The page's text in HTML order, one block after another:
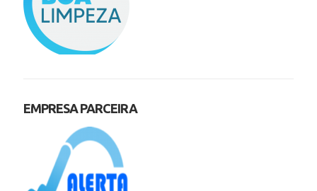
EMPRESA PARCEIRA